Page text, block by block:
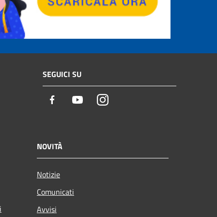
SEGUICI SU
Facebook YoutubeInstagram
NOVITÀ
Notizie
Comunicati
Avvisi